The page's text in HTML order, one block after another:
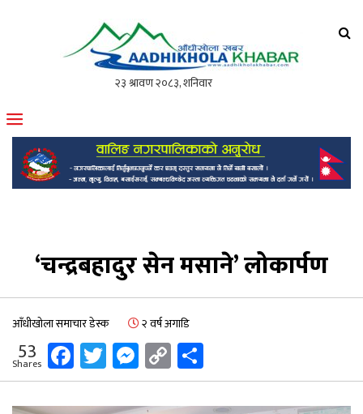
मोफसलकै लोकप्रिय अनलाइन पत्रिका
‘चन्द्रबहादुर सेन मसाने’ लोकार्पण
आँधीखोला समाचार डेस्क २ वर्ष अगाडि
53
Shares Facebook
Twitter
Messenger
Copy
Link